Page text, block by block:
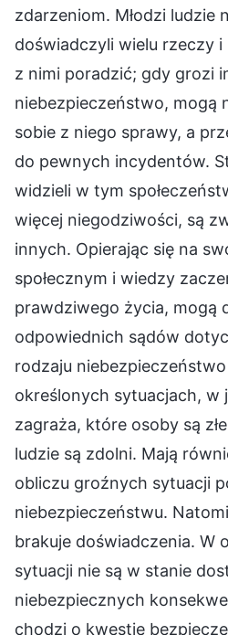
zdarzeniom. Młodzi ludzie
doświadczyli wielu rzeczy i
z nimi poradzić; gdy grozi
niebezpieczeństwo, mogą
sobie z niego sprawy, a
do pewnych incydentów.
widzieli w tym
więcej niegodziwości, są
innych. Opierając się na
społecznym i wiedzy
prawdziwego życia, mogą
odpowiednich sądów
rodzaju
określonych sytuacjach, w
zagraża, które osoby są
ludzie są zdolni. Mają
obliczu groźnych sytuacji
niebezpieczeństwu.
brakuje doświadczenia. W
sytuacji nie są w stanie
niebezpiecznych
chodzi o kwestie